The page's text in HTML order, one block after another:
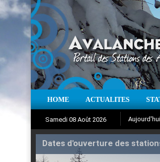
HOME ACTUALITES
Samedi 08 Août 2026
Iso à 0° :m